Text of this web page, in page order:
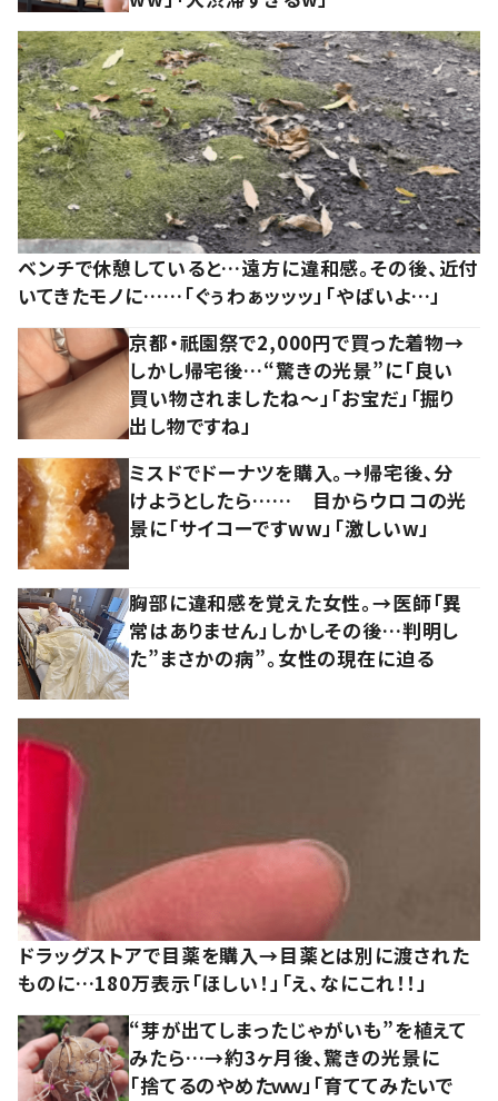
ベンチで休憩していると…遠方に違和感。その後、近付
いてきたモノに……「ぐぅわぁッッッ」「やばいよ…」
京都・祇園祭で2,000円で買った着物→
しかし帰宅後…“驚きの光景”に「良い
買い物されましたね～」「お宝だ」「掘り
出し物ですね」
ミスドでドーナツを購入。→帰宅後、分
けようとしたら…… 目からウロコの光
景に「サイコーですww」「激しいw」
胸部に違和感を覚えた女性。→医師「異
常はありません」しかしその後…判明し
た”まさかの病”。女性の現在に迫る
ドラッグストアで目薬を購入→目薬とは別に渡された
ものに…180万表示「ほしい！」「え、なにこれ！！」
“芽が出てしまったじゃがいも”を植えて
みたら…→約3ヶ月後、驚きの光景に
「捨てるのやめたｗｗ」「育ててみたいで